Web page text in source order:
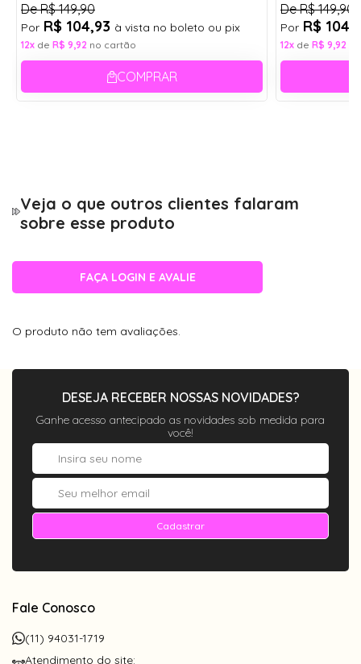
1- Caixinha porta óculos acrílico com forro;
1- Flanela de pano - limpa lentes;
* Cores dos itens aleatórias.
DeR$ 149,90
Por R$ 104,93 à vista no boleto ou pix
12x de R$ 9,92 no cartão
COMPRAR
DeR$ 149,90
Por R$
12x de R$ 9,92
Veja o que outros clientes falaram
sobre esse produto
FAÇA LOGIN E AVALIE
O produto não tem avaliações.
DESEJA RECEBER NOSSAS NOVIDADES?
Ganhe acesso antecipado as novidades sob medida para
você!
Cadastrar
Fale Conosco
(11) 94031-1719
Atendimento do site: